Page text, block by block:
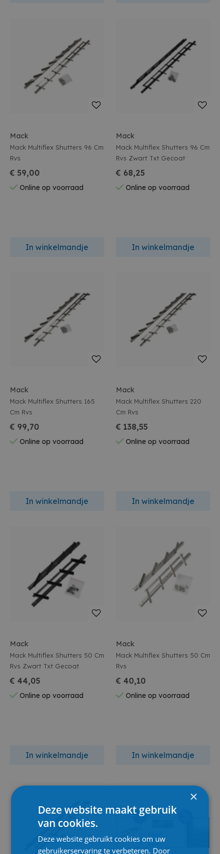
Mack
Mack Multiflex Shutters 96 Cm
Rvs
€ 59,00
Online op voorraad
In winkelmandje
Mack
Mack Multiflex Shutters 96 Cm
Rvs Zwart Txt Gecoat
€ 68,25
Online op voorraad
In winkelmandje
Mack
Mack Multiflex Shutters 165
Cm Rvs
€ 99,70
Online op voorraad
In winkelmandje
Mack
Mack Multiflex Shutters 220
Cm Rvs
€ 138,55
Online op voorraad
In winkelmandje
Mack
Mack Multiflex Shutters 50 Cm
Rvs Zwart Txt Gecoat
€ 44,05
Online op voorraad
In winkelmandje
Mack
Mack Multiflex Shutters 50 Cm
Rvs
€ 40,10
Online op voorraad
In winkelmandje
×
Deze website maakt gebruik
van cookies.
Deze website gebruikt cookies om uw
gebruikerservaring te verbeteren. Door